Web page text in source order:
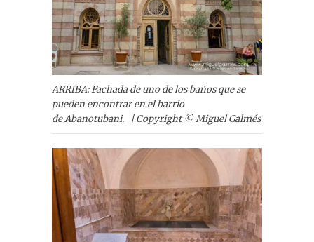
ARRIBA: Fachada de uno de los baños que se
pueden encontrar en el barrio
de Abanotubani. | Copyright © Miguel Galmés